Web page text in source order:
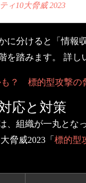
ィ10大脅威 2023
に分けると「情報
を踏みます。 詳し
も？ 標的型攻撃の
応と対策
、組織が一丸とな
脅威2023「 標的型